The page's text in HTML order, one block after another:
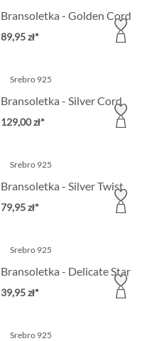
Bransoletka - Golden Cord
89,95 zł*
Srebro 925
Bransoletka - Silver Cord
129,00 zł*
Srebro 925
Bransoletka - Silver Twist
79,95 zł*
Srebro 925
Bransoletka - Delicate Star
39,95 zł*
Srebro 925